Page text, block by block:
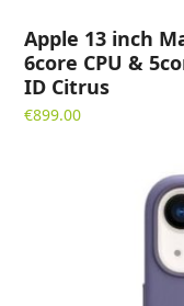
Apple 13 inch
6core CPU &
ID Citrus
€899.00